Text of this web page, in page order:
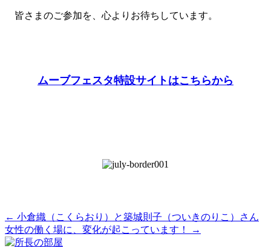
皆さまのご参加を、心よりお待ちしています。
ムーブフェスタ特設サイトはこちらから
投
稿
← 小倉織（こくらおり）と築城則子（ついきのりこ）さん
女性の働く場に、変化が起こっています！
→